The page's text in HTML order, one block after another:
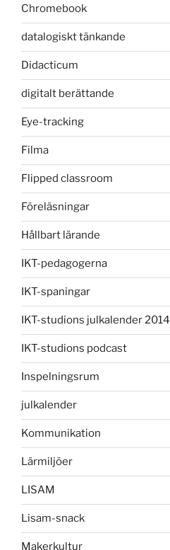
Chromebook
datalogiskt tänkande
Didacticum
digitalt berättande
Eye-tracking
Filma
Flipped classroom
Föreläsningar
Hållbart lärande
IKT-pedagogerna
IKT-spaningar
IKT-studions julkalender 2014
IKT-studions podcast
Inspelningsrum
julkalender
Kommunikation
Lärmiljöer
LISAM
Lisam-snack
Makerkultur